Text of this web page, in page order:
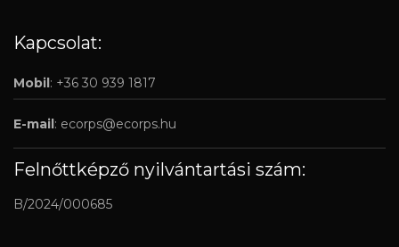
Kapcsolat:
Mobil: +36 30 939 1817
E-mail: ecorps@ecorps.hu
Felnőttképző nyilvántartási szám:
B/2024/000685